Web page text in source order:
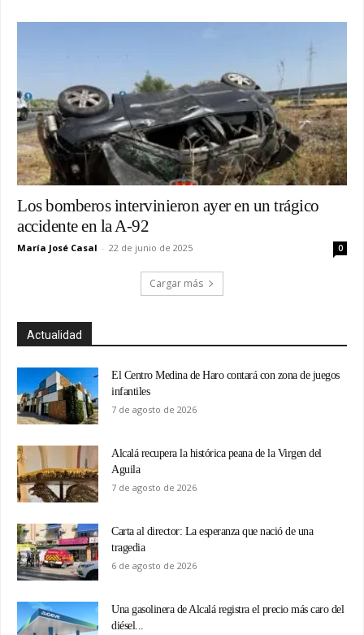
Los bomberos intervinieron ayer en un trágico
accidente en la A-92
María José Casal - 22 de junio de 2025 0
Cargar más
Actualidad
El Centro Medina de Haro contará con zona de juegos
infantiles
7 de agosto de 2026
Alcalá recupera la histórica peana de la Virgen del
Aguila
7 de agosto de 2026
Carta al director: La esperanza que nació de una
tragedia
6 de agosto de 2026
Una gasolinera de Alcalá registra el precio más caro del
diésel...